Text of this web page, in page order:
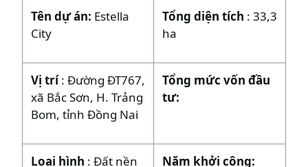
Tên dự án: Estella
City
Tổng diện tích : 33,3
ha
Vị trí: Đường ĐT767,
xã Bắc Sơn, H. Trảng
Bom, tỉnh Đồng Nai
Tổng mức vốn đầu
tư:
Loại hình : Đất nền Năm khởi công: